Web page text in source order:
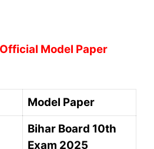
Model Paper
Model Paper
Bihar Board 10th
Exam 2025